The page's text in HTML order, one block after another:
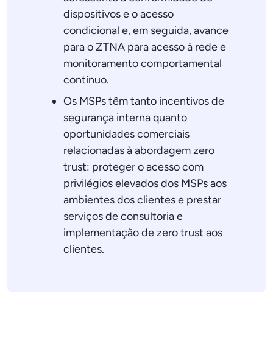
dispositivos e o acesso
condicional e, em seguida, avance
para o ZTNA para acesso à rede e
monitoramento comportamental
contínuo.
Os MSPs têm tanto incentivos de
segurança interna quanto
oportunidades comerciais
relacionadas à abordagem zero
trust: proteger o acesso com
privilégios elevados dos MSPs aos
ambientes dos clientes e prestar
serviços de consultoria e
implementação de zero trust aos
clientes.